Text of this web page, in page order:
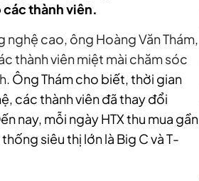
các thành viên.
nghệ cao, ông Hoàng Văn Thám,
thành viên miệt mài chăm sóc
Ông Thám cho biết, thời gian
các thành viên đã thay đổi
nay, mỗi ngày HTX thu mua gần
siêu thị lớn là Big C và T-